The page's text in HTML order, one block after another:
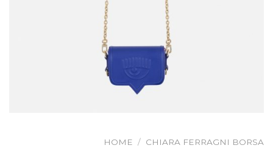
HOME / CHIARA FERRAGNI BORSA